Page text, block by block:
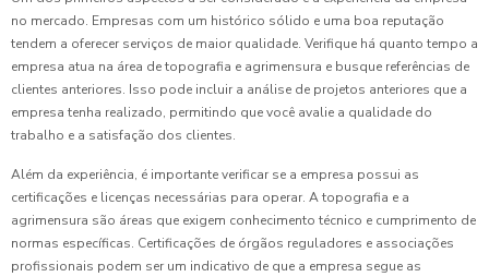
no mercado. Empresas com um histórico sólido e uma boa reputação
tendem a oferecer serviços de maior qualidade. Verifique há quanto tempo a
empresa atua na área de topografia e agrimensura e busque referências de
clientes anteriores. Isso pode incluir a análise de projetos anteriores que a
empresa tenha realizado, permitindo que você avalie a qualidade do
trabalho e a satisfação dos clientes.
Além da experiência, é importante verificar se a empresa possui as
certificações e licenças necessárias para operar. A topografia e a
agrimensura são áreas que exigem conhecimento técnico e cumprimento de
normas específicas. Certificações de órgãos reguladores e associações
profissionais podem ser um indicativo de que a empresa segue as